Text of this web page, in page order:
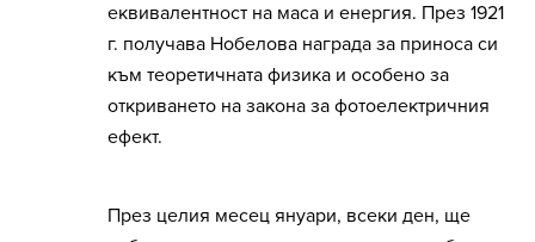
еквивалентност на маса и енергия. През 1921
г. получава Нобелова награда за приноса си
към теоретичната физика и особено за
откриването на закона за фотоелектричния
ефект.
През целия месец януари, всеки ден, ще